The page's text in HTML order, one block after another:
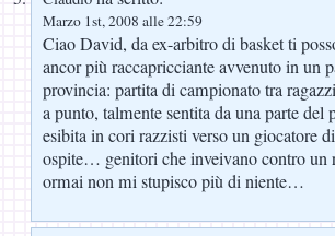
Marzo 1st, 2008 alle 22:59
Ciao David, da ex-arbitro di basket ti
ancor più raccapricciante avvenuto in un
provincia: partita di campionato tra
a punto, talmente sentita da una parte
esibita in cori razzisti verso un giocatore
ospite… genitori che inveivano contro un
ormai non mi stupisco più di niente…